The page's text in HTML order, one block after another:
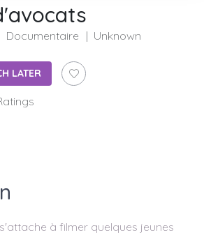
Documentaire Unknown
LATER
à filmer quelques jeunes